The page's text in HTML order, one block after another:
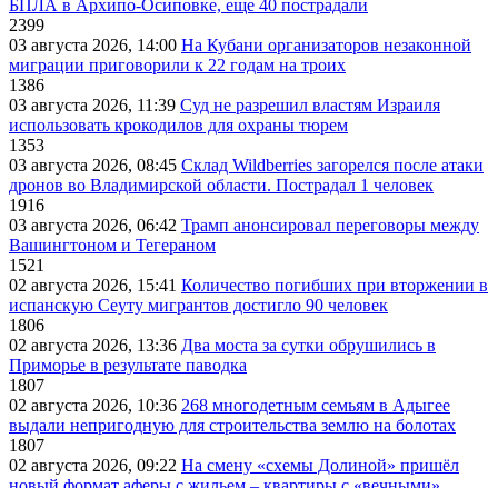
БПЛА в Архипо-Осиповке, еще 40 пострадали
2399
03 августа 2026, 14:00 На Кубани организаторов незаконной
миграции приговорили к 22 годам на троих
1386
03 августа 2026, 11:39 Суд не разрешил властям Израиля
использовать крокодилов для охраны тюрем
1353
03 августа 2026, 08:45 Склад Wildberries загорелся после атаки
дронов во Владимирской области. Пострадал 1 человек
1916
03 августа 2026, 06:42 Трамп анонсировал переговоры между
Вашингтоном и Тегераном
1521
02 августа 2026, 15:41 Количество погибших при вторжении в
испанскую Сеуту мигрантов достигло 90 человек
1806
02 августа 2026, 13:36 Два моста за сутки обрушились в
Приморье в результате паводка
1807
02 августа 2026, 10:36 268 многодетным семьям в Адыгее
выдали непригодную для строительства землю на болотах
1807
02 августа 2026, 09:22 На смену «схемы Долиной» пришёл